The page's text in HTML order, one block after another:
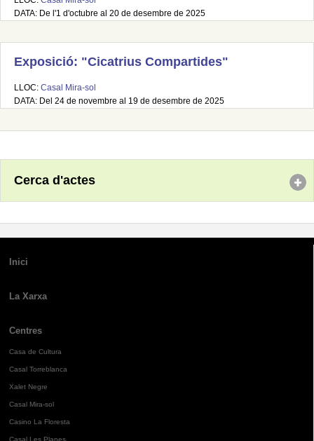
DATA: De l'1 d'octubre al 20 de desembre de 2025
Exposició: "Cicatrius Compartides"
LLOC: Casal Mira-sol
DATA: Del 24 de novembre al 19 de desembre de 2025
Cerca d'actes
Inici
La Xarxa
Centres
Casa de Cultura
Casal Torreblanca
Xalet Negre
Casal Mira-sol
Casino La Floresta
Casal Les Planes